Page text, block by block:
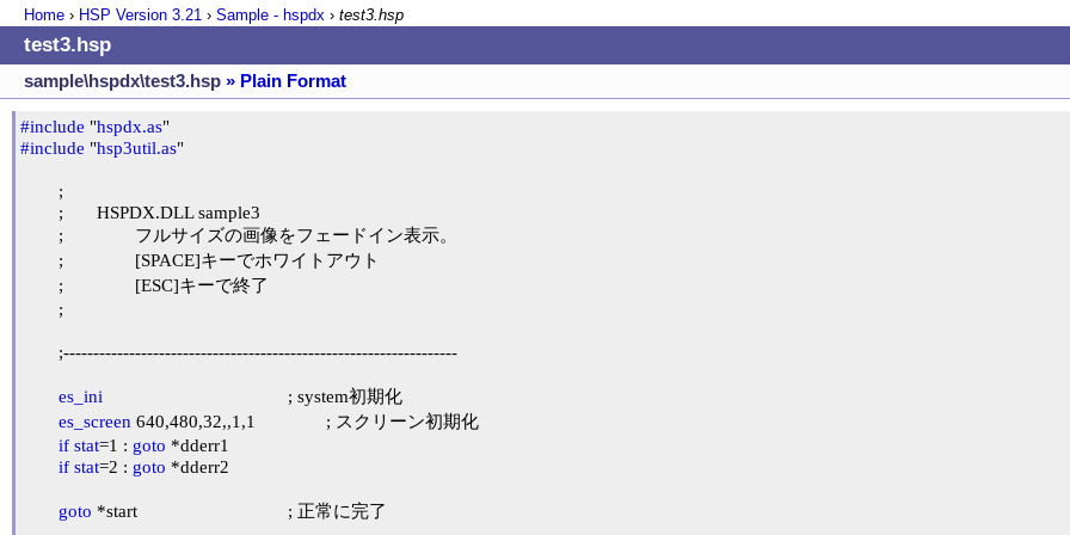
Home › HSP Version 3.21 › Sample - hspdx › test3.hsp
test3.hsp
sample\hspdx\test3.hsp » Plain Format
#include "hspdx.as
#include "hsp3util.as"
es_ini
es_screen 640,480,32,,1,1		; スクリーン初期化
if stat=1 : goto *dderr1
if stat=2 : goto *dderr2
goto *start				; 正常に完了